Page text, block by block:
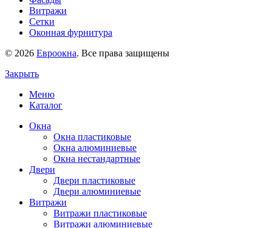
Витражи
Сетки
Оконная фурнитура
© 2026 Евроокна. Все права защищены
Закрыть
Меню
Каталог
Окна
Окна пластиковые
Окна алюминиевые
Окна нестандартные
Двери
Двери пластиковые
Двери алюминиевые
Витражи
Витражи пластиковые
Витражи алюминиевые